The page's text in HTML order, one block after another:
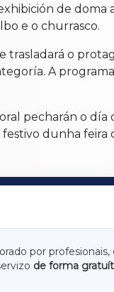
de
e o churrasco.
trasladará o
A
pecharán o
dunha feira
por
de forma